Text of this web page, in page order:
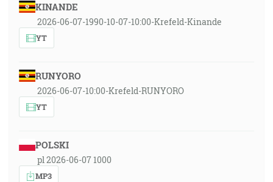
KINANDE
2026-06-07-1990-10-07-10:00-Krefeld-Kinande
YT
RUNYORO
2026-06-07-10:00-Krefeld-RUNYORO
YT
POLSKI
pl 2026-06-07 1000
MP3